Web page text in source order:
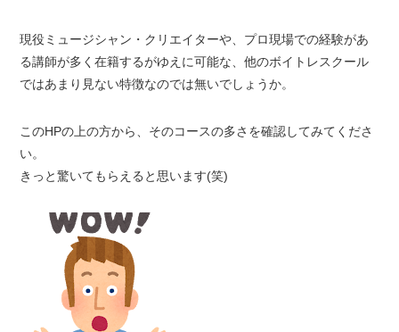
現役ミュージシャン・クリエイターや、プロ現場での経験があ
る講師が多く在籍するがゆえに可能な、他のボイトレスクール
ではあまり見ない特徴なのでは無いでしょうか。
このHPの上の方から、そのコースの多さを確認してみてくださ
い。
きっと驚いてもらえると思います(笑)